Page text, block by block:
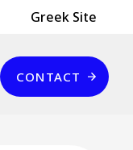
Header Top
Greek Site
CONTACT